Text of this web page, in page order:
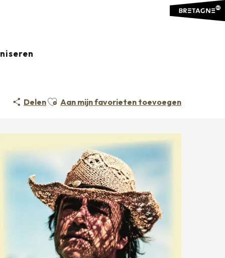
DelenAjouter aux favoris
Aan mijn favorieten toevoegen